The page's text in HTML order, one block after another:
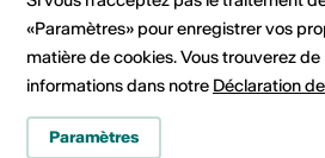
Edition /
Evasion
«Paramètres» pour enregistrer vos
matière de cookies. Vous trouverez
informations dans notre Déclaration
Paramètres